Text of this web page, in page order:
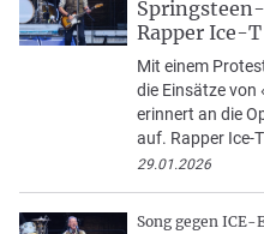
Rapper Ice-
Mit einem
die Einsätze von
erinnert an die
auf. Rapper Ice-
29.01.2026
Song gegen ICE-